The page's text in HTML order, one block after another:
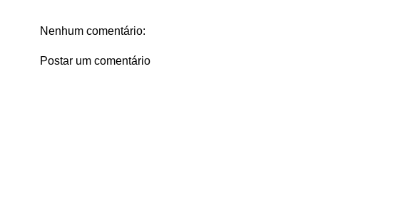
Nenhum comentário:
Postar um comentário